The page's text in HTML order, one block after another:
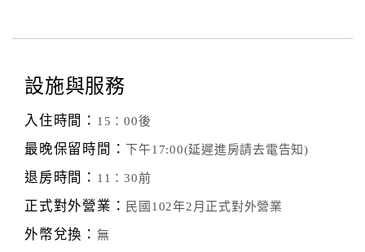
設施與服務
入住時間： 15：00後
最晚保留時間： 下午17:00(延遲進房請去電告知)
退房時間： 11：30前
正式對外營業： 民國102年2月正式對外營業
外幣兌換： 無